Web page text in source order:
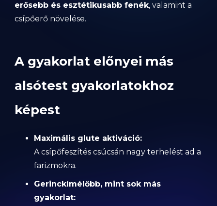
erősebb és esztétikusabb fenék, valamint a
csípőerő növelése.
A gyakorlat előnyei más
alsótest gyakorlatokhoz
képest
Maximális glute aktiváció:
A csípőfeszítés csúcsán nagy terhelést ad a
farizmokra.
Gerinckímélőbb, mint sok más
gyakorlat: